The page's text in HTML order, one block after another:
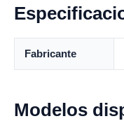
Fabricante
Modelos